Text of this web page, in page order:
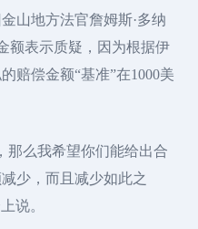
山地方法官詹姆斯·多纳
额表示质疑，因为根据伊
赔偿金额“基准”在1000美
那么我希望你们能给出合
少，而且减少如此之
说。